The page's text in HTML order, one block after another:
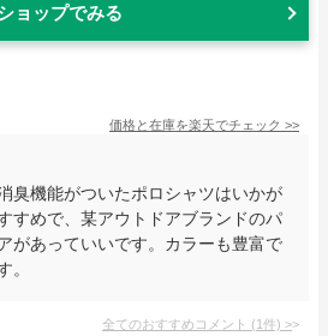
ョップでみる
価格と在庫を楽天でチェック >>
臭機能がついたポロシャツはいかが
すめで、某アウトドアブランドのパ
があっていいです。カラーも豊富で
。
全てのおすすめコメント (1件) >